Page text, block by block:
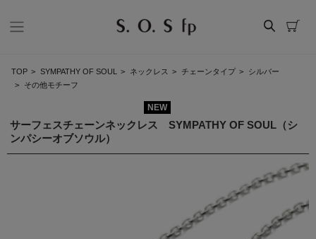
TOP > SYMPATHY OF SOUL > ネックレス > チェーンタイプ > シルバー
> その他モチーフ
NEW
サーフェスチェーンネックレス SYMPATHY OF SOUL（シ
ンパシーオブソウル）